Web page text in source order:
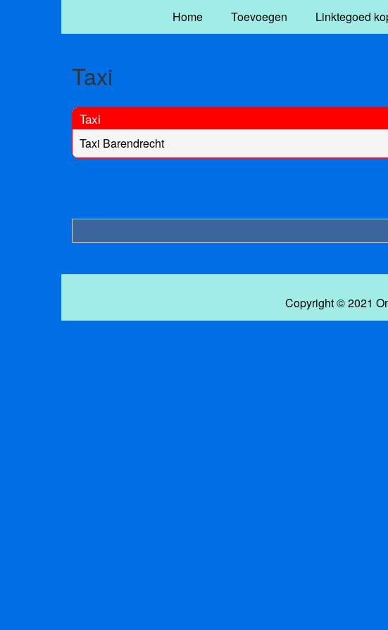
Home Toevoegen Linktegoed
Taxi
Taxi
Taxi Barendrecht
Copyright © 2021